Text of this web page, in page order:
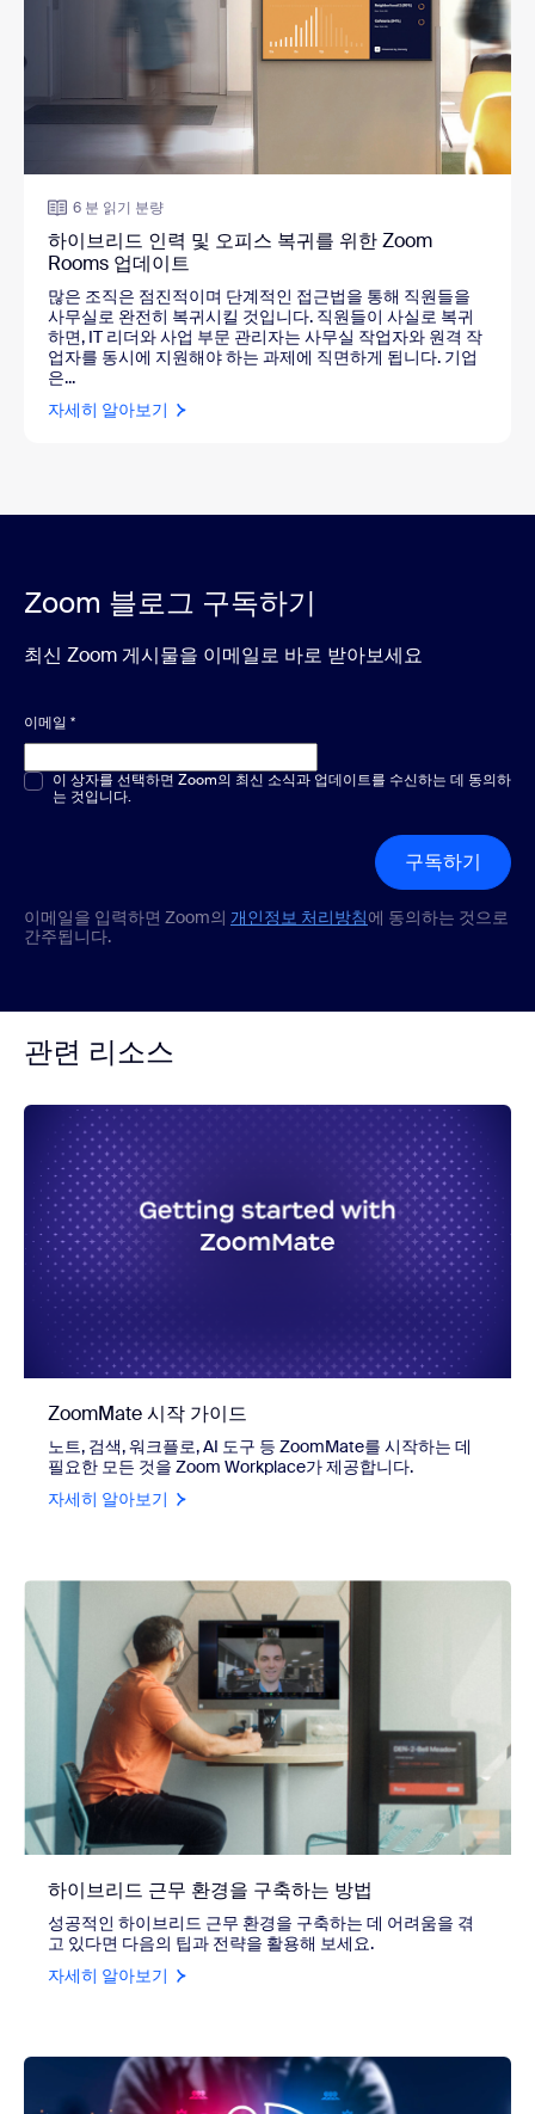
6 분 읽기 분량
하이브리드 인력 및 오피스 복귀를 위한 Zoom
Rooms 업데이트
많은 조직은 점진적이며 단계적인 접근법을 통해 직원들을
사무실로 완전히 복귀시킬 것입니다. 직원들이 사실로 복귀
하면, IT 리더와 사업 부문 관리자는 사무실 작업자와 원격 작
업자를 동시에 지원해야 하는 과제에 직면하게 됩니다. 기업
은...
자세히 알아보기
Zoom 블로그 구독하기
최신 Zoom 게시물을 이메일로 바로 받아보세요
이메일 *
객관식 또는 단답형*
이 상자를 선택하면 Zoom의 최신 소식과 업데이트를 수신하는 데 동의하
는 것입니다.
구독하기
이메일을 입력하면 Zoom의 개인정보 처리방침에 동의하는 것으로
간주됩니다.
관련 리소스
ZoomMate 시작 가이드
노트, 검색, 워크플로, AI 도구 등 ZoomMate를 시작하는 데
필요한 모든 것을 Zoom Workplace가 제공합니다.
자세히 알아보기
하이브리드 근무 환경을 구축하는 방법
성공적인 하이브리드 근무 환경을 구축하는 데 어려움을 겪
고 있다면 다음의 팁과 전략을 활용해 보세요.
자세히 알아보기